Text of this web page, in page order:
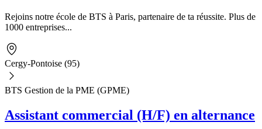
Rejoins notre école de BTS à Paris, partenaire de ta réussite. Plus de
1000 entreprises...
Cergy-Pontoise (95)
BTS Gestion de la PME (GPME)
Assistant commercial (H/F) en alternance